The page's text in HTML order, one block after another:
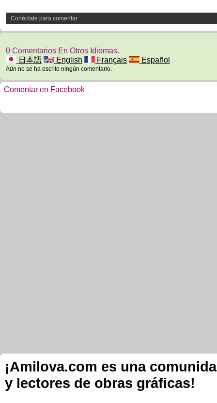
Conéctate para comentar
0 Comentarios En Otros Idiomas.
日本語
English Français Español
Aún no se ha escrito ningún comentario.
Comentar en Facebook
¡Amilova.com es una
y lectores de obras gráficas!